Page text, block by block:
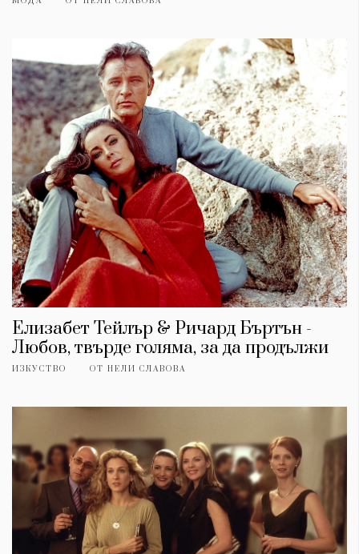
Елизабет Тейлър & Ричард Бъртън -
Любов, твърде голяма, за да продължи
ИЗКУСТВО ОТ НЕЛИ СЛАВОВА